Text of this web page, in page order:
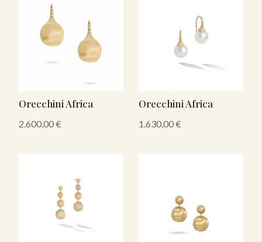
Orecchini Africa
2.600,00€
Orecchini Africa
1.630,00€